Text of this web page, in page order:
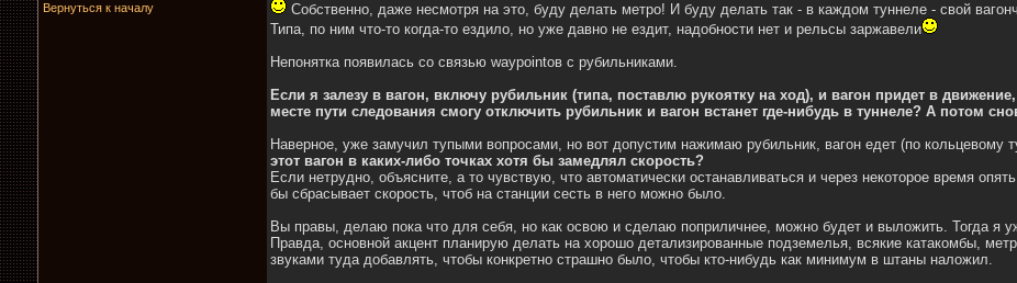
Вернуться к началу
Собственно, даже несмотря на это, буду делать метро! И буду делать так - в каждом туннеле - свой
Типа, по ним что-то когда-то ездило, но уже давно не ездит, надобности нет и рельсы заржавели
Непонятка появилась со связью waypointов с рубильниками.
Если я залезу в вагон, включу рубильник (типа, поставлю рукоятку на ход), и вагон придет в
месте пути следования смогу отключить рубильник и вагон встанет где-нибудь в туннеле? А потом
Наверное, уже замучил тупыми вопросами, но вот допустим нажимаю рубильник, вагон едет (по кольцевому
этот вагон в каких-либо точках хотя бы замедлял скорость?
Если нетрудно, объясните, а то чувствую, что автоматически останавливаться и через некоторое время
бы сбрасывает скорость, чтоб на станции сесть в него можно было.
Вы правы, делаю пока что для себя, но как освою и сделаю поприличнее, можно будет и выложить. Тогда я
Правда, основной акцент планирую делать на хорошо детализированные подземелья, всякие катакомбы,
звуками туда добавлять, чтобы конкретно страшно было, чтобы кто-нибудь как минимум в штаны наложил.